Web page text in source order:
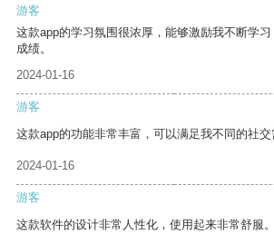
游客
这款app的学习氛围很浓厚，能够激励我不断学
成绩。
2024-01-16
游客
这款app的功能非常丰富，可以满足我不同的社交
2024-01-16
游客
这款软件的设计非常人性化，使用起来非常舒服。